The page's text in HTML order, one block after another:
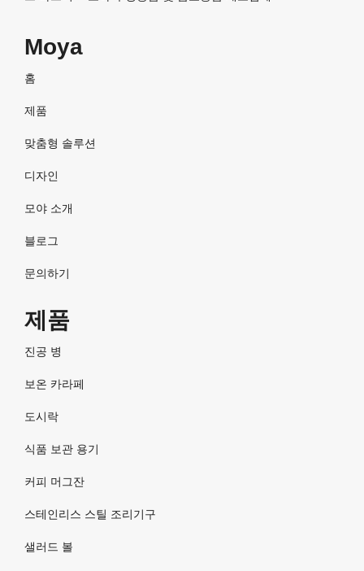
Moya
홈
제품
맞춤형 솔루션
디자인
모야 소개
블로그
문의하기
제품
진공 병
보온 카라페
도시락
식품 보관 용기
커피 머그잔
스테인리스 스틸 조리기구
샐러드 볼